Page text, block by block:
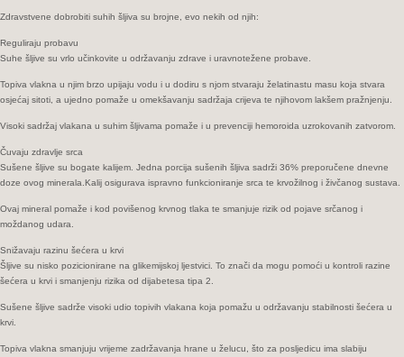
Zdravstvene dobrobiti suhih šljiva su brojne, evo nekih od njih:
Reguliraju probavu
Suhe šljive su vrlo učinkovite u održavanju zdrave i uravnotežene probave.
Topiva vlakna u njim brzo upijaju vodu i u dodiru s njom stvaraju želatinastu masu koja stvara
osjećaj sitoti, a ujedno pomaže u omekšavanju sadržaja crijeva te njihovom lakšem pražnjenju.
Visoki sadržaj vlakana u suhim šljivama pomaže i u prevenciji hemoroida uzrokovanih zatvorom.
Čuvaju zdravlje srca
Sušene šljive su bogate kalijem. Jedna porcija sušenih šljiva sadrži 36% preporučene dnevne
doze ovog minerala.Kalij osigurava ispravno funkcioniranje srca te krvožilnog i živčanog sustava.
Ovaj mineral pomaže i kod povišenog krvnog tlaka te smanjuje rizik od pojave srčanog i
moždanog udara.
Snižavaju razinu šećera u krvi
Šljive su nisko pozicionirane na glikemijskoj ljestvici. To znači da mogu pomoći u kontroli razine
šećera u krvi i smanjenju rizika od dijabetesa tipa 2.
Sušene šljive sadrže visoki udio topivih vlakana koja pomažu u održavanju stabilnosti šećera u
krvi.
Topiva vlakna smanjuju vrijeme zadržavanja hrane u želucu, što za posljedicu ima slabiju